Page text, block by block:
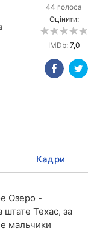
44 голоса
Оцінити:
IMDb: 7,0
Кадри
Озеро -
Техас, за
мальчики